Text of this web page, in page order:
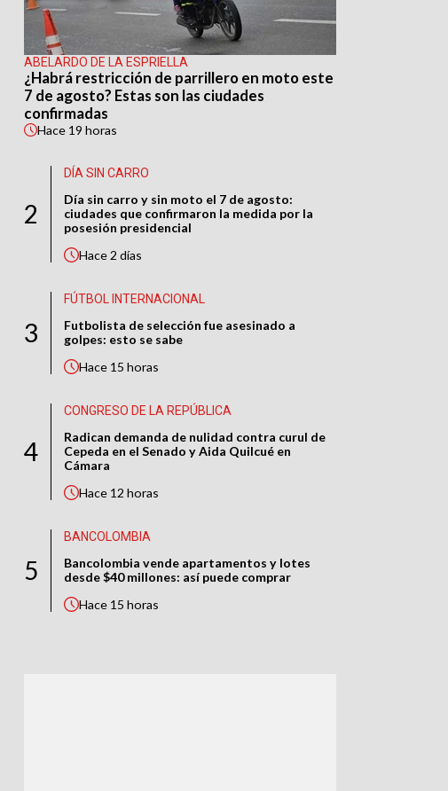
ABELARDO DE LA ESPRIELLA
¿Habrá restricción de parrillero en moto este
7 de agosto? Estas son las ciudades
confirmadas
Hace 19 horas
2
DÍA SIN CARRO
Día sin carro y sin moto el 7 de agosto:
ciudades que confirmaron la medida por la
posesión presidencial
Hace2 días
3
FÚTBOL INTERNACIONAL
Futbolista de selección fue asesinado a
golpes: esto se sabe
Hace 15 horas
4
CONGRESO DE LA REPÚBLICA
Radican demanda de nulidad contra curul de
Cepeda en el Senado y Aida Quilcué en
Cámara
Hace 12 horas
5
BANCOLOMBIA
Bancolombia vende apartamentos y lotes
desde $40 millones: así puede comprar
Hace 15 horas